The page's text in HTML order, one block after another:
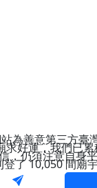
為善意第三方臺
，仍須注意自身
求好運，我們已
登了10,050間廟宇